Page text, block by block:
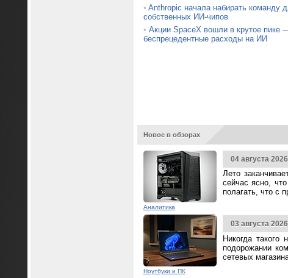
• Anthropic начала набирать команду
собственных ИИ-чипов
• Акции SpaceX вошли в крутое пике
беспрецедентные расходы на ИИ
Новое в обзорах
Аналитика
04 августа 2026
Лето
сейчас ясно,
полагать, что с
Ноутбуки и ПК
03 августа 2026
Никогда
подорожании
сетевых